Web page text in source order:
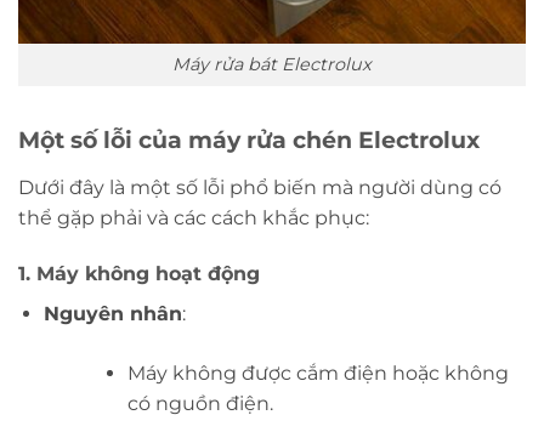
Máy rửa bát Electrolux
Một số lỗi của máy rửa chén Electrolux
Dưới đây là một số lỗi phổ biến mà người dùng có
thể gặp phải và các cách khắc phục:
1. Máy không hoạt động
Nguyên nhân:
Máy không được cắm điện hoặc không
có nguồn điện.